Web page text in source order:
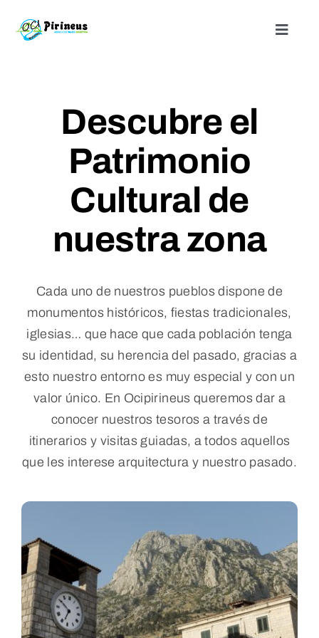
Toggle
Actividades
Nuestros alojamientos
¿Quienes somos?
Reservar
WooCommerce Cart
WooCommerce My Account
Descubre el
Patrimonio
Cultural de
nuestra zona
Cada uno de nuestros pueblos dispone de
monumentos históricos, fiestas tradicionales,
iglesias… que hace que cada población tenga
su identidad, su herencia del pasado, gracias a
esto nuestro entorno es muy especial y con un
valor único. En Ocipirineus queremos dar a
conocer nuestros tesoros a través de
itinerarios y visitas guiadas, a todos aquellos
que les interese arquitectura y nuestro pasado.